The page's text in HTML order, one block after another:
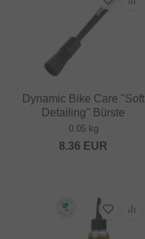
Dynamic Bike Care "Soft
Detailing" Bürste
0.05 kg
8.36 EUR